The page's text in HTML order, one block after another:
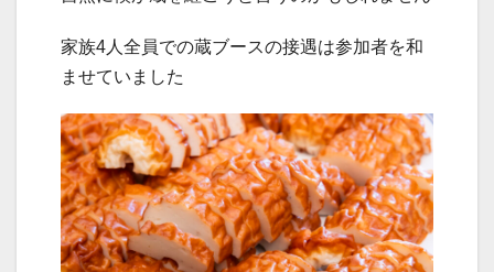
家族4人全員での蔵ブースの接遇は参加者を和
ませていました